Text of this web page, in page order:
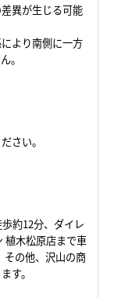
異が生じる可能
より南側に一方
。
さい。
約12分、ダイレ
植木松原店まで車
その他、沢山の商
す。